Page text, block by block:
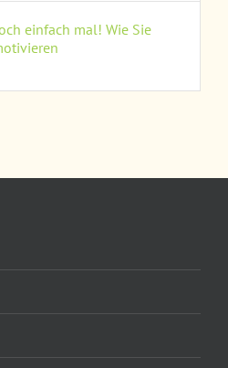
einfach mal! Wie Sie